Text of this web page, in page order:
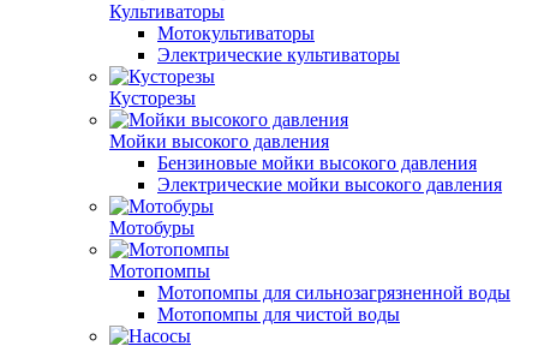
Культиваторы
Мотокультиваторы
Электрические культиваторы
Кусторезы
Мойки высокого давления
Бензиновые мойки высокого давления
Электрические мойки высокого давления
Мотобуры
Мотопомпы
Мотопомпы для сильнозагрязненной воды
Мотопомпы для чистой воды